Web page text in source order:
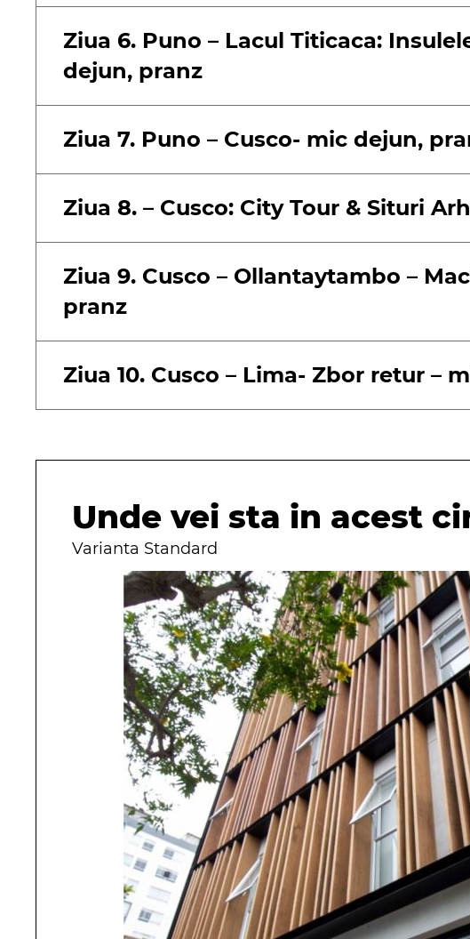
Ziua 6. Puno – Lacul Titicaca:
dejun, pranz
Ziua 7. Puno – Cusco- mic dejun,
Ziua 8. – Cusco: City Tour & Situri
Ziua 9. Cusco – Ollantaytambo –
pranz
Ziua 10. Cusco – Lima- Zbor retur –
Unde vei sta in acest
Varianta Standard